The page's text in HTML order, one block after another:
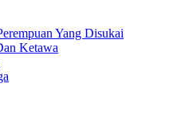
Yang Disukai
Ketawa